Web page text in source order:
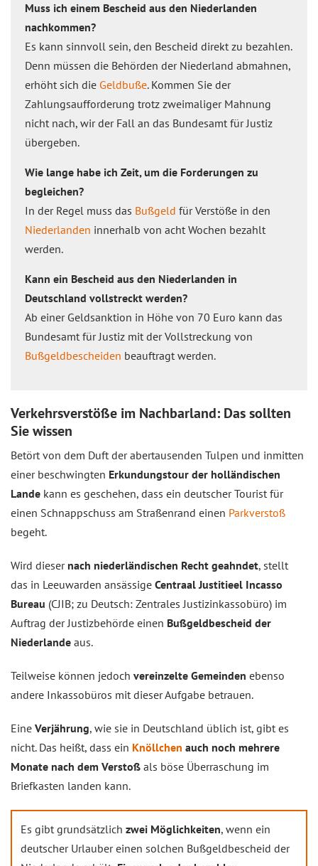
Muss ich einem Bescheid aus den Niederlanden
nachkommen?
Es kann sinnvoll sein, den Bescheid direkt zu bezahlen.
Denn müssen die Behörden der Niederland abmahnen,
erhöht sich die Geldbuße. Kommen Sie der
Zahlungsaufforderung trotz zweimaliger Mahnung
nicht nach, wir der Fall an das Bundesamt für Justiz
übergeben.
Wie lange habe ich Zeit, um die Forderungen zu
begleichen?
In der Regel muss das Bußgeld für Verstöße in den
Niederlanden innerhalb von acht Wochen bezahlt
werden.
Kann ein Bescheid aus den Niederlanden in
Deutschland vollstreckt werden?
Ab einer Geldsanktion in Höhe von 70 Euro kann das
Bundesamt für Justiz mit der Vollstreckung von
Bußgeldbescheiden beauftragt werden.
Verkehrsverstöße im Nachbarland: Das sollten
Sie wissen
Betört von dem Duft der abertausenden Tulpen und inmitten
einer beschwingten Erkundungstour der holländischen
Lande kann es geschehen, dass ein deutscher Tourist für
einen Schnappschuss am Straßenrand einen Parkverstoß
begeht.
Wird dieser nach niederländischen Recht geahndet, stellt
das in Leeuwarden ansässige Centraal Justitieel Incasso
Bureau (CJIB; zu Deutsch: Zentrales Justizinkassobüro) im
Auftrag der Justizbehörde einen Bußgeldbescheid der
Niederlande aus.
Teilweise können jedoch vereinzelte Gemeinden ebenso
andere Inkassobüros mit dieser Aufgabe betrauen.
Eine Verjährung, wie sie in Deutschland üblich ist, gibt es
nicht. Das heißt, dass ein Knöllchen auch noch mehrere
Monate nach dem Verstoß als böse Überraschung im
Briefkasten landen kann.
Es gibt grundsätzlich zwei Möglichkeiten, wenn ein
deutscher Urlauber einen solchen Bußgeldbescheid der